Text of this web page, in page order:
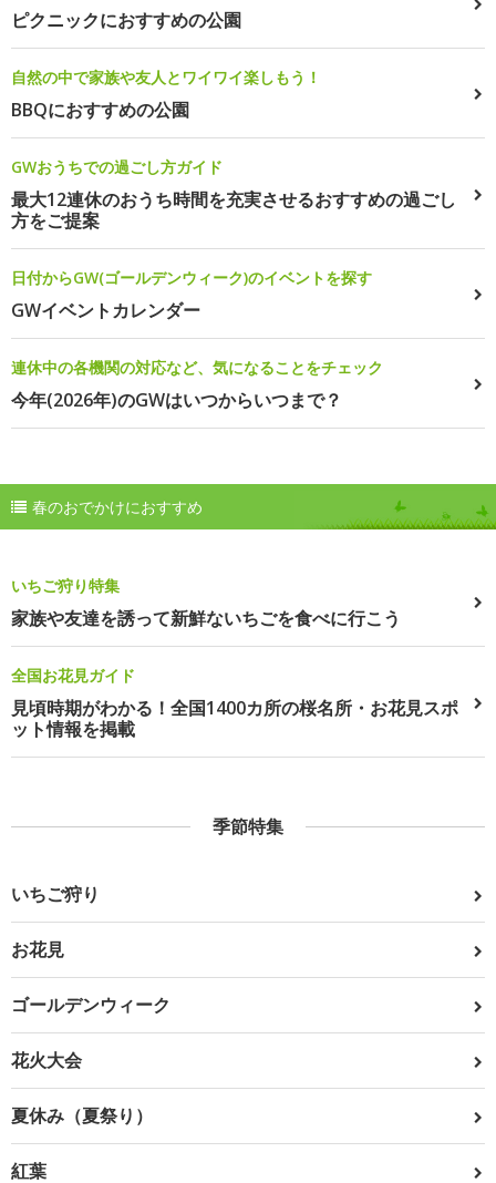
ピクニックにおすすめの公園
自然の中で家族や友人とワイワイ楽しもう！
BBQにおすすめの公園
GWおうちでの過ごし方ガイド
最大12連休のおうち時間を充実させるおすすめの過ごし
方をご提案
日付からGW(ゴールデンウィーク)のイベントを探す
GWイベントカレンダー
連休中の各機関の対応など、気になることをチェック
今年(2026年)のGWはいつからいつまで？
春のおでかけにおすすめ
いちご狩り特集
家族や友達を誘って新鮮ないちごを食べに行こう
全国お花見ガイド
見頃時期がわかる！全国1400カ所の桜名所・お花見スポ
ット情報を掲載
季節特集
いちご狩り
お花見
ゴールデンウィーク
花火大会
夏休み（夏祭り）
紅葉